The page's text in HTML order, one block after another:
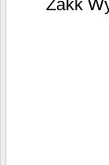
Zakk